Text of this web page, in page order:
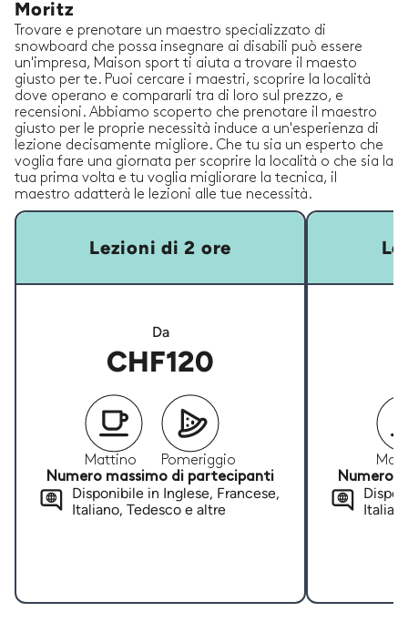
Moritz
Trovare e prenotare un maestro specializzato di
snowboard che possa insegnare ai disabili può essere
un'impresa, Maison sport ti aiuta a trovare il maesto
giusto per te. Puoi cercare i maestri, scoprire la località
dove operano e compararli tra di loro sul prezzo, e
recensioni. Abbiamo scoperto che prenotare il maestro
giusto per le proprie necessità induce a un'esperienza di
lezione decisamente migliore. Che tu sia un esperto che
voglia fare una giornata per scoprire la località o che sia la
tua prima volta e tu voglia migliorare la tecnica, il
maestro adatterà le lezioni alle tue necessità.
Lezioni di 2 ore
Da
CHF120
Mattino
Pomeriggio
Numero massimo di partecipanti
Disponibile in Inglese, Francese,
Italiano, Tedesco e altre
Numero